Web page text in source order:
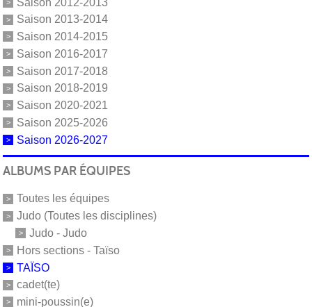
Saison 2013-2014
Saison 2014-2015
Saison 2016-2017
Saison 2017-2018
Saison 2018-2019
Saison 2020-2021
Saison 2025-2026
Saison 2026-2027
ALBUMS PAR ÉQUIPES
Toutes les équipes
Judo (Toutes les disciplines)
Judo - Judo
Hors sections - Taïso
TAÏSO
cadet(te)
mini-poussin(e)